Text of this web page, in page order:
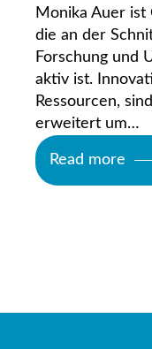
Monika Auer ist
die an der
Forschung und
aktiv ist.
Ressourcen,
erweitert um…
Read more